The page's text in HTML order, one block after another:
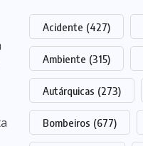
Acidente (427)
Ambiente (315)
Autárquicas (273)
Bombeiros (677)